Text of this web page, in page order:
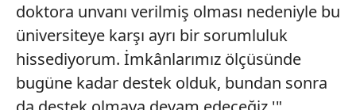
doktora unvanı verilmiş olması nedeniyle bu
üniversiteye karşı ayrı bir sorumluluk
hissediyorum. İmkânlarımız ölçüsünde
bugüne kadar destek olduk, bundan sonra